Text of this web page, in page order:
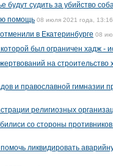
будут судить за убийство
помощь 08 июля 2021 года, 13:16
в Екатеринбурге 08
был ограничен хадж -
на
и православной гимназии
религиозных
со стороны
ликвидировать